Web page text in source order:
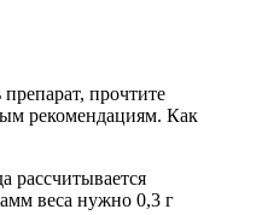
прочтите
рекомендациям. Как
рассчитывается
веса нужно 0,3 г